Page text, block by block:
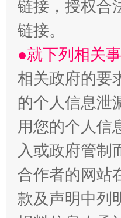
揭批美国五大"
链接，授权合
链接。
●就下列相关
相关政府的要
的个人信息泄
用您的个人信
入或政府管制
合作者的网站
款及声明中列